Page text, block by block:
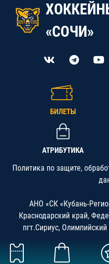
«СОЧИ»
БИЛЕТЫ
АТРИБУТИКА
Политика по защите,
АНО «СК «Кубань-
Краснодарский край,
пгт.Сириус,